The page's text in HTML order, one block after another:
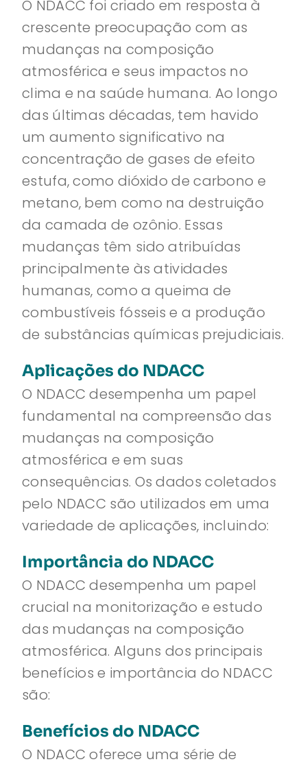
O NDACC foi criado em resposta à
crescente preocupação com as
mudanças na composição
atmosférica e seus impactos no
clima e na saúde humana. Ao longo
das últimas décadas, tem havido
um aumento significativo na
concentração de gases de efeito
estufa, como dióxido de carbono e
metano, bem como na destruição
da camada de ozônio. Essas
mudanças têm sido atribuídas
principalmente às atividades
humanas, como a queima de
combustíveis fósseis e a produção
de substâncias químicas prejudiciais.
Aplicações do NDACC
O NDACC desempenha um papel
fundamental na compreensão das
mudanças na composição
atmosférica e em suas
consequências. Os dados coletados
pelo NDACC são utilizados em uma
variedade de aplicações, incluindo:
Importância do NDACC
O NDACC desempenha um papel
crucial na monitorização e estudo
das mudanças na composição
atmosférica. Alguns dos principais
benefícios e importância do NDACC
são:
Benefícios do NDACC
O NDACC oferece uma série de